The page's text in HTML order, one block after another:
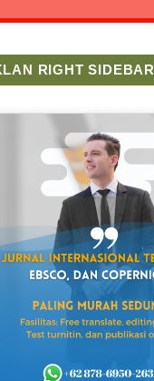
RIGHT SIDEBAR